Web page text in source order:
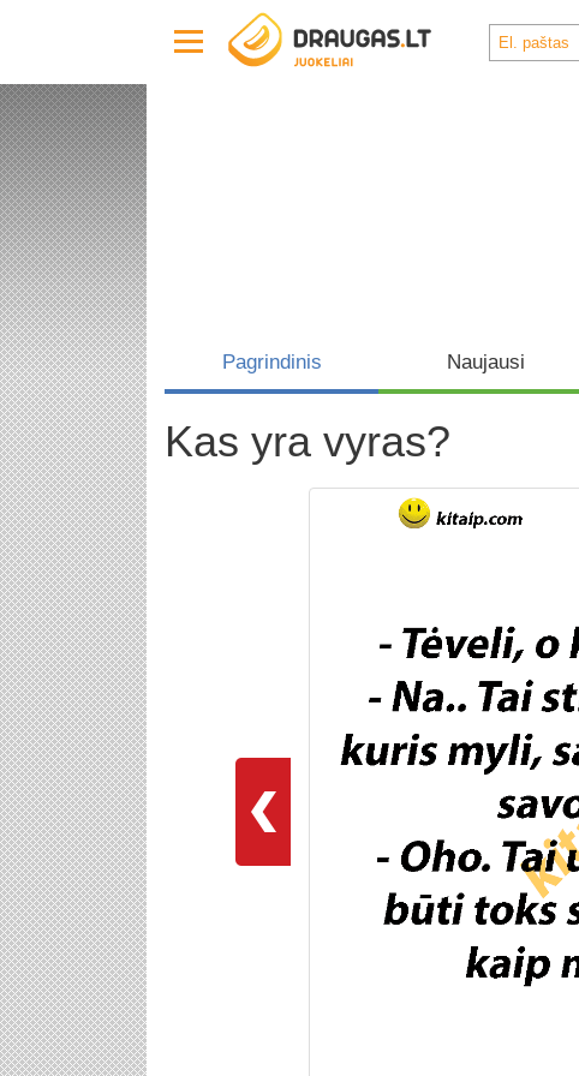
Pagrindinis Naujausi
Kas yra vyras?